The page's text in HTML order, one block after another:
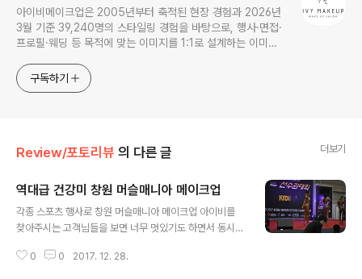
아이비메이크업은 2005년부터 축적된 현장 경험과 2026년
3월 기준 39,240명의 스타일링 경험을 바탕으로, 행사·면접·
프로필·웨딩 등 목적에 맞는 이미지를 1:1로 설계하는 이미지
구독하기
Review/포토리뷰 의 다른 글 더보기
역대급 건강미 창원 머슬매니아 메이크업
각종 스포츠 행사로 창원 머슬매니아 메이크업 아이비를
찾아주시는 고객님들을 보면 너무 멋있기도 하면서 동시에
열정을 쏟는 일이니 그 누가 왈가왈부할 수 있을까요 창원
0 0 2017. 12. 28.